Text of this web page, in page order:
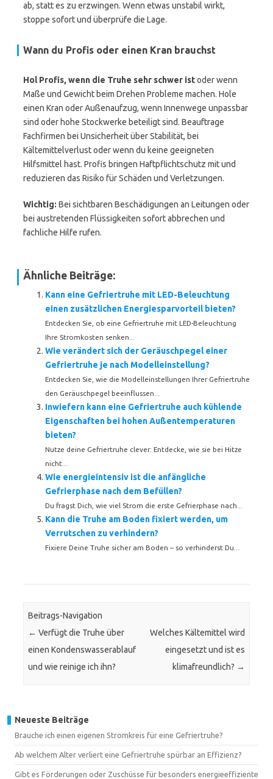
ab, statt es zu erzwingen. Wenn etwas unstabil wirkt,
stoppe sofort und überprüfe die Lage.
Wann du Profis oder einen Kran brauchst
Hol Profis, wenn die Truhe sehr schwer istoder wenn
Maße und Gewicht beim Drehen Probleme machen. Hole
einen Kran oder Außenaufzug, wenn Innenwege unpassbar
sind oder hohe Stockwerke beteiligt sind. Beauftrage
Fachfirmen bei Unsicherheit über Stabilität, bei
Kältemittelverlust oder wenn du keine geeigneten
Hilfsmittel hast. Profis bringen Haftpflichtschutz mit und
reduzieren das Risiko für Schäden und Verletzungen.
Wichtig: Bei sichtbaren Beschädigungen an Leitungen oder
bei austretenden Flüssigkeiten sofort abbrechen und
fachliche Hilfe rufen.
Ähnliche Beiträge:
Kann eine Gefriertruhe mit LED-Beleuchtung
einen zusätzlichen Energiesparvorteil bieten?
Entdecken Sie, ob eine Gefriertruhe mit LED-Beleuchtung
Ihre Stromkosten senken...
Wie verändert sich der Geräuschpegel einer
Gefriertruhe je nach Modelleinstellung?
Entdecken Sie, wie die Modelleinstellungen Ihrer Gefriertruhe
den Geräuschpegel beeinflussen...
Inwiefern kann eine Gefriertruhe auch kühlende
Eigenschaften bei hohen Außentemperaturen
bieten?
Nutze deine Gefriertruhe clever: Entdecke, wie sie bei Hitze
nicht...
Wie energieintensiv ist die anfängliche
Gefrierphase nach dem Befüllen?
Du fragst Dich, wie viel Strom die erste Gefrierphase nach...
Kann die Truhe am Boden fixiert werden, um
Verrutschen zu verhindern?
Fixiere Deine Truhe sicher am Boden – so verhinderst Du...
Beitrags-Navigation
← Verfügt die Truhe über
einen Kondenswasserablauf
und wie reinige ich ihn?
Welches Kältemittel wird
eingesetzt und ist es
klimafreundlich? →
Neueste Beiträge
Brauche ich einen eigenen Stromkreis für eine Gefriertruhe?
Ab welchem Alter verliert eine Gefriertruhe spürbar an Effizienz?
Gibt es Förderungen oder Zuschüsse für besonders energieeffiziente